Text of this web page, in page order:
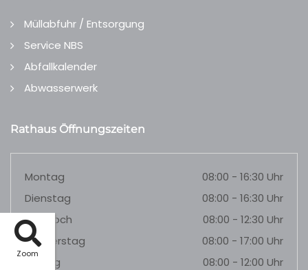
Zoom
Müllabfuhr / Entsorgung
Service NBS
Abfallkalender
Abwasserwerk
Rathaus Öffnungszeiten
Montag
08:00 - 16:30 Uhr
Dienstag
08:00 - 16:30 Uhr
Mittwoch
08:00 - 12:30 Uhr
Donnerstag
08:00 - 17:00 Uhr
Freitag
08:00 - 12:00 Uhr